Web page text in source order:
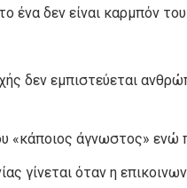
δεν είναι καρμπόν
δεν εμπιστεύεται
«κάποιος άγνωστος» ενώ
γίνεται όταν η